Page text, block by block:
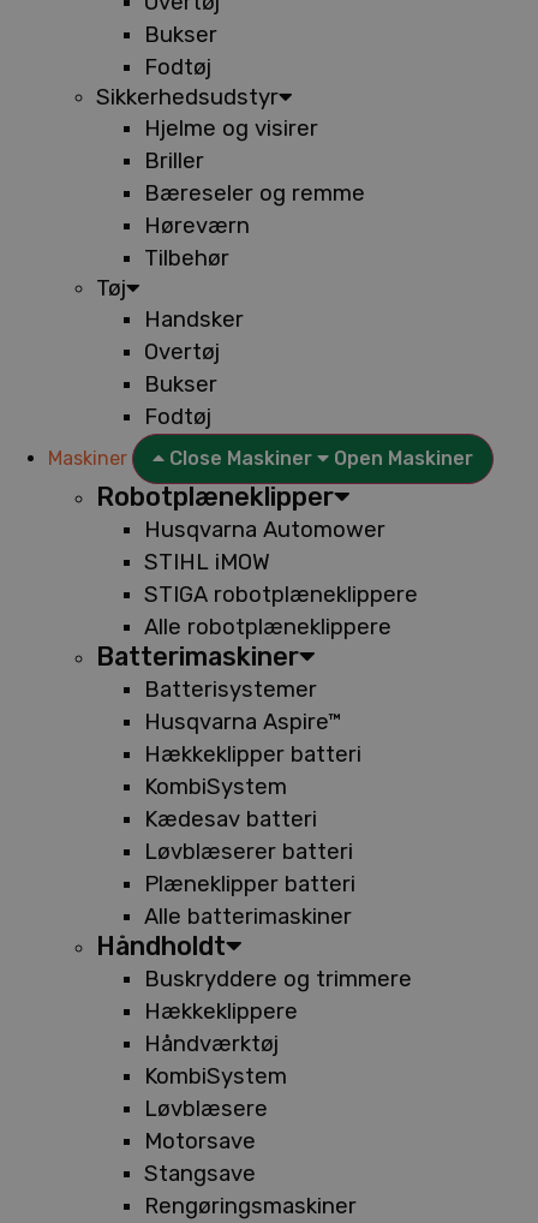
Bukser
Fodtøj
Sikkerhedsudstyr
Hjelme og visirer
Briller
Bæreseler og remme
Høreværn
Tilbehør
Tøj
Handsker
Overtøj
Bukser
Fodtøj
Maskiner Close Maskiner Open Maskiner
Robotplæneklipper
Husqvarna Automower
STIHL iMOW
STIGA robotplæneklippere
Alle robotplæneklippere
Batterimaskiner
Batterisystemer
Husqvarna Aspire™
Hækkeklipper batteri
KombiSystem
Kædesav batteri
Løvblæserer batteri
Plæneklipper batteri
Alle batterimaskiner
Håndholdt
Buskryddere og trimmere
Hækkeklippere
Håndværktøj
KombiSystem
Løvblæsere
Motorsave
Stangsave
Rengøringsmaskiner